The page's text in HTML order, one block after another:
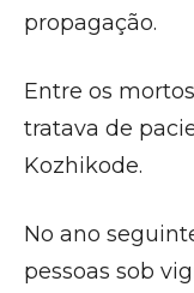
propagação.
Entre os
tratava de
Kozhikode.
No ano
pessoas sob